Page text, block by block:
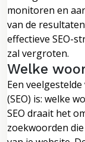
monitoren en
van de
effectieve SEO-
zal vergroten.
Welke
Een
(SEO) is: welke
SEO draait het
zoekwoorden